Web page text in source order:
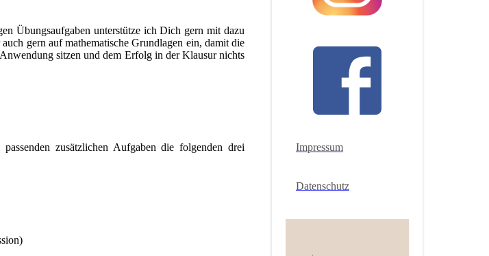
Übungsaufgaben unterstütze ich Dich gern mit dazu
gern auf mathematische Grundlagen ein, damit die
sitzen und dem Erfolg in der Klausur nichts
zusätzlichen Aufgaben die folgenden drei
Impressum
Datenschutz